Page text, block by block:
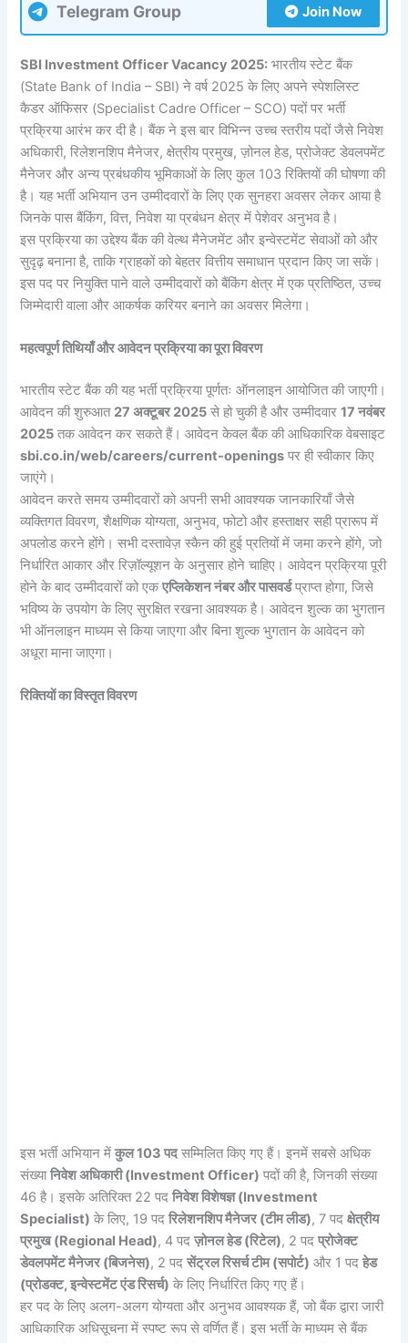
Telegram Group Join Now
SBI Investment Officer Vacancy 2025: भारतीय स्टेट बैंक
(State Bank of India – SBI) ने वर्ष 2025 के लिए अपने स्पेशलिस्ट
कैडर ऑफिसर (Specialist Cadre Officer – SCO) पदों पर भर्ती
प्रक्रिया आरंभ कर दी है। बैंक ने इस बार विभिन्न उच्च स्तरीय पदों जैसे निवेश
अधिकारी, रिलेशनशिप मैनेजर, क्षेत्रीय प्रमुख, ज़ोनल हेड, प्रोजेक्ट डेवलपमेंट
मैनेजर और अन्य प्रबंधकीय भूमिकाओं के लिए कुल 103 रिक्तियों की घोषणा की
है। यह भर्ती अभियान उन उम्मीदवारों के लिए एक सुनहरा अवसर लेकर आया है
जिनके पास बैंकिंग, वित्त, निवेश या प्रबंधन क्षेत्र में पेशेवर अनुभव है।
इस प्रक्रिया का उद्देश्य बैंक की वेल्थ मैनेजमेंट और इन्वेस्टमेंट सेवाओं को और
सुदृढ़ बनाना है, ताकि ग्राहकों को बेहतर वित्तीय समाधान प्रदान किए जा सकें।
इस पद पर नियुक्ति पाने वाले उम्मीदवारों को बैंकिंग क्षेत्र में एक प्रतिष्ठित, उच्च
जिम्मेदारी वाला और आकर्षक करियर बनाने का अवसर मिलेगा।
महत्वपूर्ण तिथियाँ और आवेदन प्रक्रिया का पूरा विवरण
भारतीय स्टेट बैंक की यह भर्ती प्रक्रिया पूर्णतः ऑनलाइन आयोजित की जाएगी।
आवेदन की शुरुआत 27 अक्टूबर 2025 से हो चुकी है और उम्मीदवार17 नवंबर
2025 तक आवेदन कर सकते हैं। आवेदन केवल बैंक की आधिकारिक वेबसाइट
sbi.co.in/web/careers/current-openings पर ही स्वीकार किए
जाएंगे।
आवेदन करते समय उम्मीदवारों को अपनी सभी आवश्यक जानकारियाँ जैसे
व्यक्तिगत विवरण, शैक्षणिक योग्यता, अनुभव, फोटो और हस्ताक्षर सही प्रारूप में
अपलोड करने होंगे। सभी दस्तावेज़ स्कैन की हुई प्रतियों में जमा करने होंगे, जो
निर्धारित आकार और रिज़ॉल्यूशन के अनुसार होने चाहिए। आवेदन प्रक्रिया पूरी
होने के बाद उम्मीदवारों को एकएप्लिकेशन नंबर और पासवर्डप्राप्त होगा, जिसे
भविष्य के उपयोग के लिए सुरक्षित रखना आवश्यक है। आवेदन शुल्क का भुगतान
भी ऑनलाइन माध्यम से किया जाएगा और बिना शुल्क भुगतान के आवेदन को
अधूरा माना जाएगा।
रिक्तियों का विस्तृत विवरण
इस भर्ती अभियान मेंकुल 103 पदसम्मिलित किए गए हैं। इनमें सबसे अधिक
संख्यानिवेश अधिकारी (Investment Officer) पदों की है, जिनकी संख्या
46 है। इसके अतिरिक्त 22 पदनिवेश विशेषज्ञ (Investment
Specialist) के लिए, 19 पदरिलेशनशिप मैनेजर (टीम लीड), 7 पदक्षेत्रीय
प्रमुख (Regional Head), 4 पदज़ोनल हेड (रिटेल), 2 पदप्रोजेक्ट
डेवलपमेंट मैनेजर (बिजनेस), 2 पदसेंट्रल रिसर्च टीम (सपोर्ट) और 1 पदहेड
(प्रोडक्ट, इन्वेस्टमेंट एंड रिसर्च) के लिए निर्धारित किए गए हैं।
हर पद के लिए अलग-अलग योग्यता और अनुभव आवश्यक हैं, जो बैंक द्वारा जारी
आधिकारिक अधिसूचना में स्पष्ट रूप से वर्णित हैं। इस भर्ती के माध्यम से बैंक